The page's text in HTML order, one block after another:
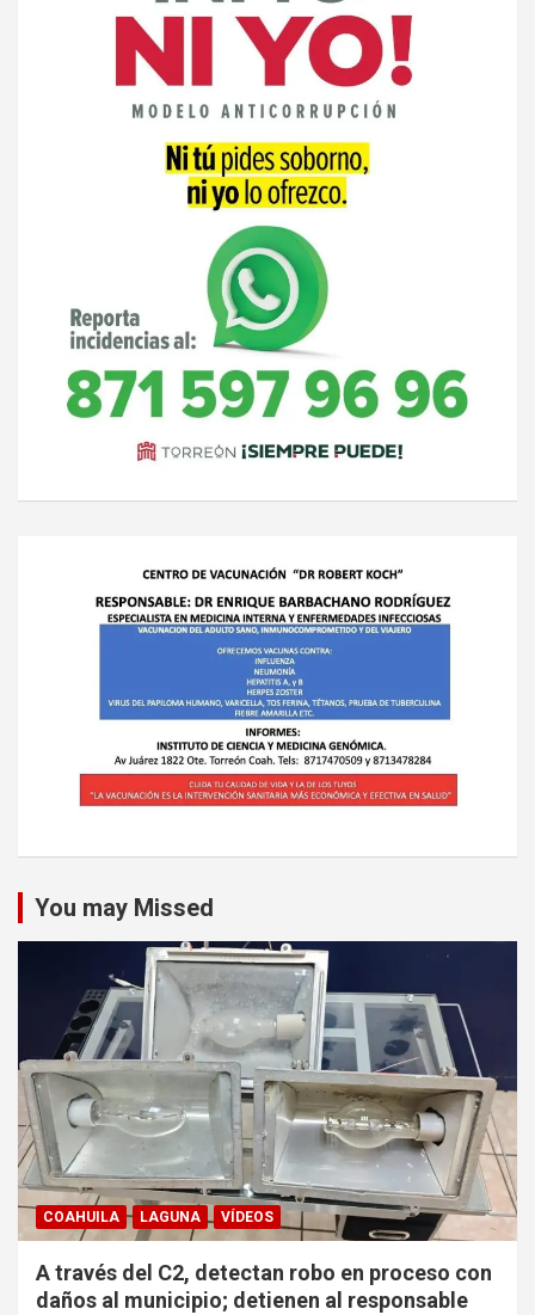
You may Missed
COAHUILA LAGUNA VÍDEOS
A través del C2, detectan robo en proceso con
daños al municipio; detienen al responsable